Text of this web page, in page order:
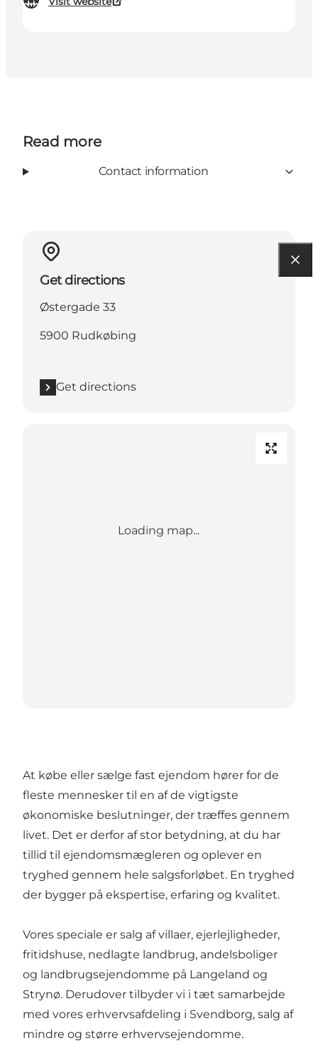
Read more
Contact information
Get directions
Østergade 33
5900 Rudkøbing
Get directions
Loading map...
At købe eller sælge fast ejendom hører for de
fleste mennesker til en af de vigtigste
økonomiske beslutninger, der træffes gennem
livet. Det er derfor af stor betydning, at du har
tillid til ejendomsmægleren og oplever en
tryghed gennem hele salgsforløbet. En tryghed
der bygger på ekspertise, erfaring og kvalitet.
Vores speciale er salg af villaer, ejerlejligheder,
fritidshuse, nedlagte landbrug, andelsboliger
og landbrugsejendomme på Langeland og
Strynø. Derudover tilbyder vi i tæt samarbejde
med vores erhvervsafdeling i Svendborg, salg af
mindre og større erhvervsejendomme.